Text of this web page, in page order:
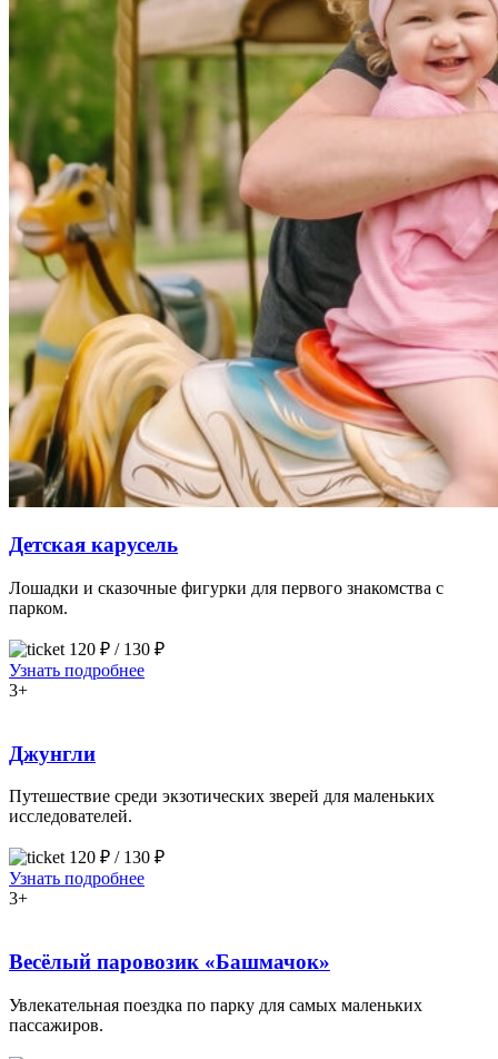
Детская карусель
Лошадки и сказочные фигурки для первого знакомства с
парком.
120 ₽ / 130 ₽
Узнать подробнее
3+
Джунгли
Путешествие среди экзотических зверей для маленьких
исследователей.
120 ₽ / 130 ₽
Узнать подробнее
3+
Весёлый паровозик «Башмачок»
Увлекательная поездка по парку для самых маленьких
пассажиров.